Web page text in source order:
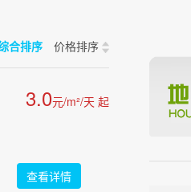
合排序 价格排序
3.0元/m²/天 起
查看详情